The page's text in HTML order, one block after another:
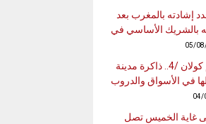
إشادته بالمغرب بعد
بالشريك الأساسي في
05/
مراكش في معجم كولان /4.. ذاكرة مدينة
في الأسواق والدروب
04/
غاية الخميس تصل